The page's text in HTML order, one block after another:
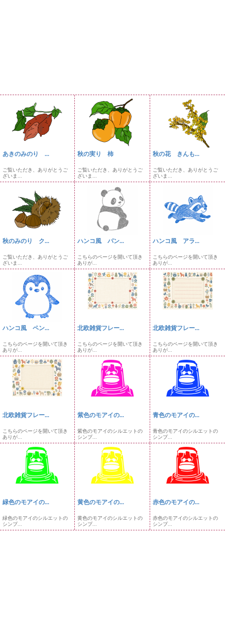
あきのみのり ...
ご覧いただき、ありがとうご
ざいま...
秋の実り 柿
ご覧いただき、ありがとうご
ざいま...
秋の花 きんも...
ご覧いただき、ありがとうご
ざいま...
秋のみのり ク...
ご覧いただき、ありがとうご
ざいま...
ハンコ風 パン...
こちらのページを開いて頂き
ありが...
ハンコ風 アラ...
こちらのページを開いて頂き
ありが...
ハンコ風 ペン...
こちらのページを開いて頂き
ありが...
北欧雑貨フレー...
こちらのページを開いて頂き
ありが...
北欧雑貨フレー...
こちらのページを開いて頂き
ありが...
北欧雑貨フレー...
こちらのページを開いて頂き
ありが...
紫色のモアイの...
紫色のモアイのシルエットの
シンプ...
青色のモアイの...
青色のモアイのシルエットの
シンプ...
緑色のモアイの...
緑色のモアイのシルエットの
シンプ...
黄色のモアイの...
黄色のモアイのシルエットの
シンプ...
赤色のモアイの...
赤色のモアイのシルエットの
シンプ...